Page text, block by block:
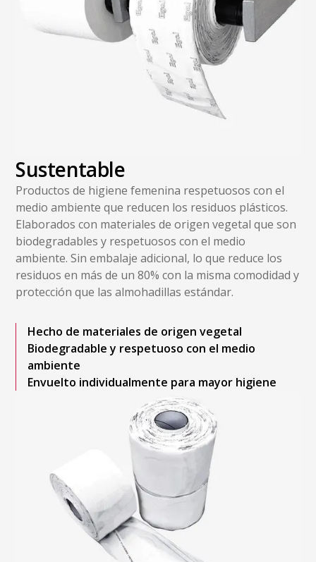
Sustentable
Productos de higiene femenina respetuosos con el
medio ambiente que reducen los residuos plásticos.
Elaborados con materiales de origen vegetal que son
biodegradables y respetuosos con el medio
ambiente. Sin embalaje adicional, lo que reduce los
residuos en más de un 80% con la misma comodidad y
protección que las almohadillas estándar.
Hecho de materiales de origen vegetal
Biodegradable y respetuoso con el medio
ambiente
Envuelto individualmente para mayor higiene